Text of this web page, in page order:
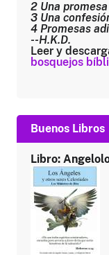
2 Una
3 Una
4 Promesas
--H.K.D.
Leer y
bosquejos
Buenos Libros
Libro: